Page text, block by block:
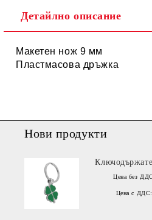
Детайлно описание
Макетен нож 9 мм
Пластмасова дръжка
Нови продукти
Цена без
Цена с ДДС: